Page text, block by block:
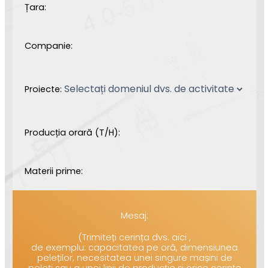
Țara:
Companie:
Proiecte:
Producția orară (T/H):
Materii prime:
Mesaj:
(Trimiteți cerința dvs. aici ,
de exemplu: capacitatea pe oră, dimensiunea
peleților, necesitatea unei singure mașini de